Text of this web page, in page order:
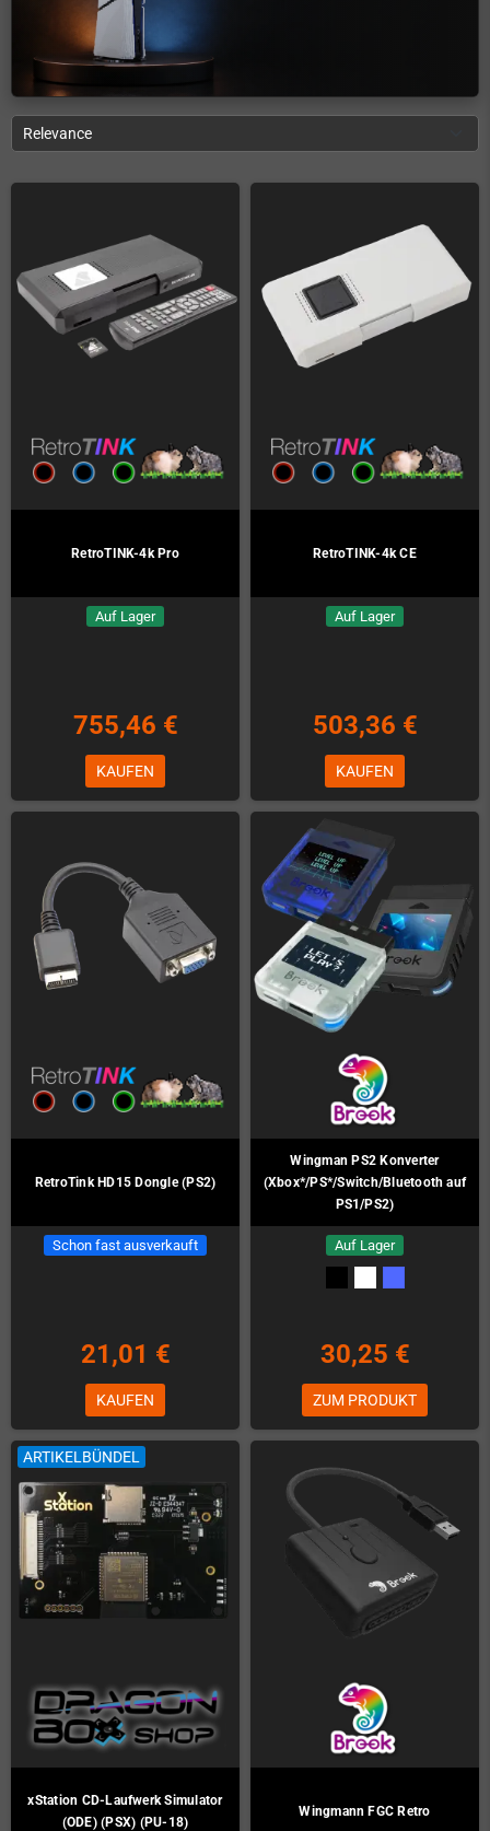
Relevance
RetroTINK-4k Pro
Auf Lager
755,46 €
KAUFEN
RetroTINK-4k CE
Auf Lager
503,36 €
KAUFEN
RetroTink HD15 Dongle (PS2)
Schon fast ausverkauft
21,01 €
KAUFEN
Wingman PS2 Konverter
(Xbox*/PS*/Switch/Bluetooth auf
PS1/PS2)
Auf Lager
30,25 €
ZUM PRODUKT
ARTIKELBÜNDEL
xStation CD-Laufwerk Simulator
(ODE) (PSX) (PU-18)
Wingmann FGC Retro